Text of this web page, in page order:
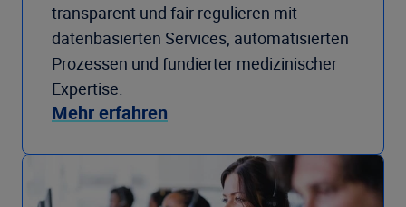
transparent und fair regulieren mit
datenbasierten Services, automatisierten
Prozessen und fundierter medizinischer
Expertise.
Mehr erfahren